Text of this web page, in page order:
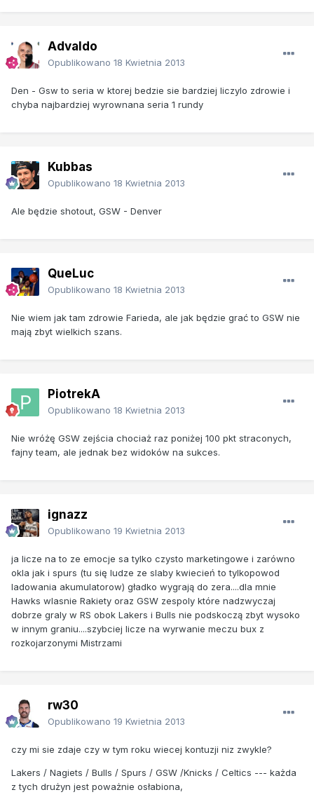
Advaldo
Opublikowano 18 Kwietnia 2013
Den - Gsw to seria w ktorej bedzie sie bardziej liczylo zdrowie i
chyba najbardziej wyrownana seria 1 rundy
Kubbas
Opublikowano 18 Kwietnia 2013
Ale będzie shotout, GSW - Denver
QueLuc
Opublikowano 18 Kwietnia 2013
Nie wiem jak tam zdrowie Farieda, ale jak będzie grać to GSW nie
mają zbyt wielkich szans.
PiotrekA
Opublikowano 18 Kwietnia 2013
Nie wróżę GSW zejścia chociaż raz poniżej 100 pkt straconych,
fajny team, ale jednak bez widoków na sukces.
ignazz
Opublikowano 19 Kwietnia 2013
ja licze na to ze emocje sa tylko czysto marketingowe i zarówno
okla jak i spurs (tu się ludze ze slaby kwiecień to tylkopowod
ladowania akumulatorow) gładko wygrają do zera....dla mnie
Hawks wlasnie Rakiety oraz GSW zespoly które nadzwyczaj
dobrze graly w RS obok Lakers i Bulls nie podskoczą zbyt wysoko
w innym graniu....szybciej licze na wyrwanie meczu bux z
rozkojarzonymi Mistrzami
rw30
Opublikowano 19 Kwietnia 2013
czy mi sie zdaje czy w tym roku wiecej kontuzji niz zwykle?
Lakers / Nagiets / Bulls / Spurs / GSW /Knicks / Celtics --- każda
z tych drużyn jest poważnie osłabiona,